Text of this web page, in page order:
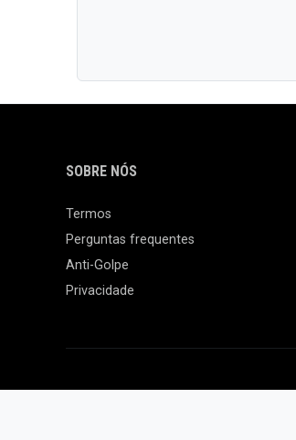
SOBRE NÓS
Termos
Perguntas frequentes
Anti-Golpe
Privacidade